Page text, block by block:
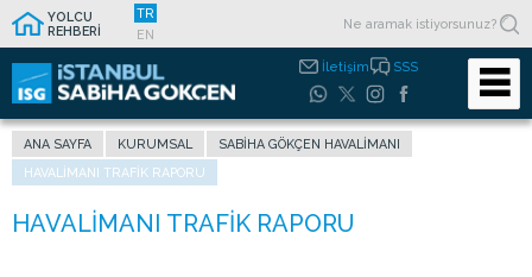
YOLCU
REHBERİ
TR
EN
İletişim SSS
ANA SAYFA KURUMSAL
SABIHA GÖKÇEN HAVALIMANI
HAVALIMANI TRAFIK RAPORU